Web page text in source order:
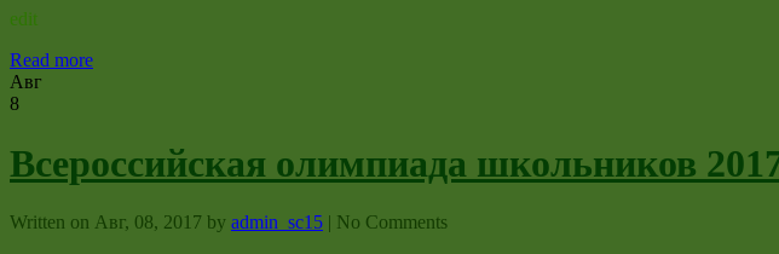
edit
Read more
Авг
8
Всероссийская олимпиада школьников
Written on Авг, 08, 2017 by admin_sc15 | No Comments